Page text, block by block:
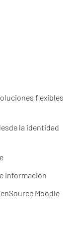
flexibles
la identidad
información
Moodle